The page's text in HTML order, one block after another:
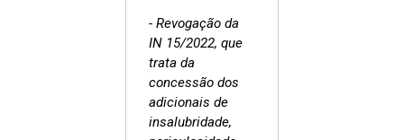
- Revogação da
IN 15/2022, que
trata da
concessão dos
adicionais de
insalubridade,